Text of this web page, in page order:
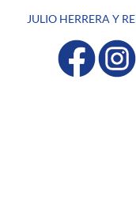
JULIO HERRERA Y